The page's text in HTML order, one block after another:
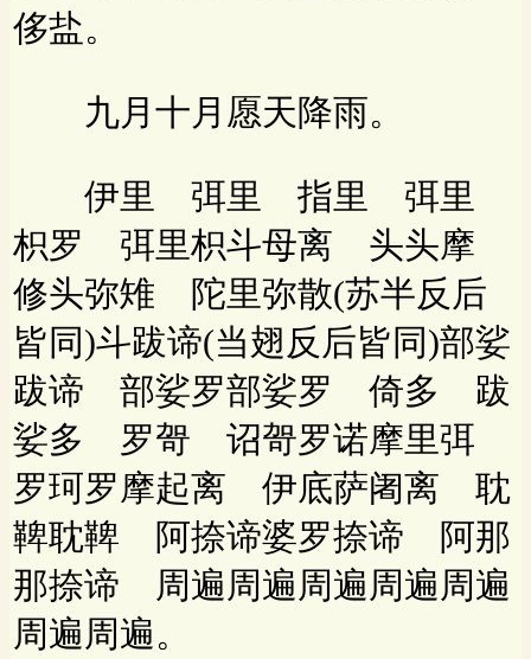
侈盐。
九月十月愿天降雨。
伊里 弭里 指里 弭里
枳罗 弭里枳斗母离 头头摩
修头弥雉 陀里弥散(苏半反后
皆同)斗跋谛(当翅反后皆同)部娑
跋谛 部娑罗部娑罗 倚多 跋
娑多 罗哿 诏哿罗诺摩里弭
罗珂罗摩起离 伊底萨阇离 耽
鞞耽鞞 阿捺谛婆罗捺谛 阿那
那捺谛 周遍周遍周遍周遍周遍
周遍周遍。